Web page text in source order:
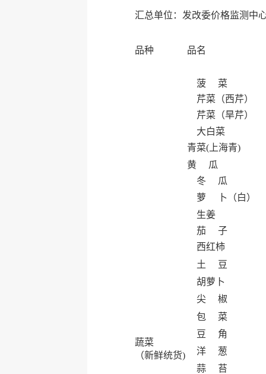
汇总单位：发改委价格
品种 品名
蔬菜
（新鲜统货)
菠 菜
芹菜（西芹）
芹菜（旱芹）
大白菜
青菜(上海青)
黄 瓜
冬 瓜
萝 卜（白）
生姜
茄 子
西红柿
土 豆
胡萝卜
尖 椒
包 菜
豆 角
洋 葱
蒜 苔